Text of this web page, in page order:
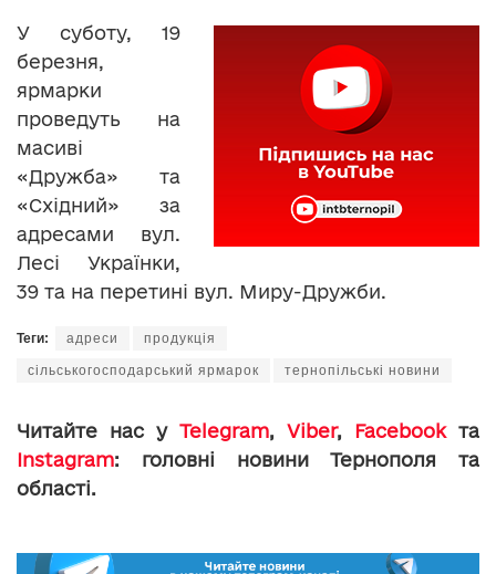
У суботу, 19
березня,
ярмарки
проведуть на
масиві
«Дружба» та
«Східний» за
адресами вул.
Лесі Українки,
39 та на перетині вул. Миру-Дружби.
Теги: адреси продукція
сільськогосподарський ярмарок тернопільські новини
Читайте нас у Telegram, Viber, Facebookта
Instagram: головні новини Тернополя та
області.